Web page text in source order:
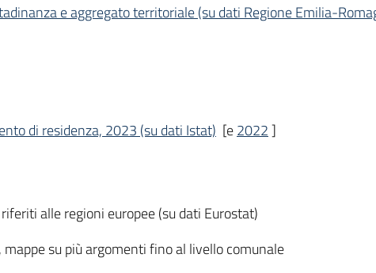
e aggregato territoriale (su dati Regione Emilia-
di residenza, 2023 (su dati Istat) [e2022]
alle regioni europee (su dati Eurostat)
mappe su più argomenti fino al livello comunale